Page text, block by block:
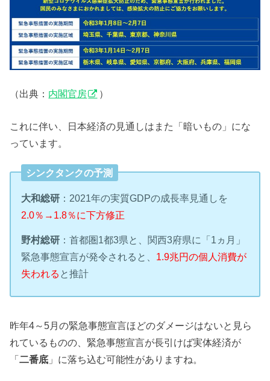
（出典： 内閣官房 ）
これに伴い、日本経済の見通しはまた「暗いもの」にな
っています。
シンクタンクの予測
大和総研 ：2021年の実質GDPの成長率見通しを
2.0％→1.8％に下方修正
野村総研 ：首都圏1都3県と、関西3府県に「1ヵ月」
緊急事態宣言が発令されると、 1.9兆円の個人消費が
失われる と推計
昨年4～5月の緊急事態宣言ほどのダメージはないと見ら
れているものの、緊急事態宣言が長引けば実体経済が
「二番底 」に落ち込む可能性がありますね。